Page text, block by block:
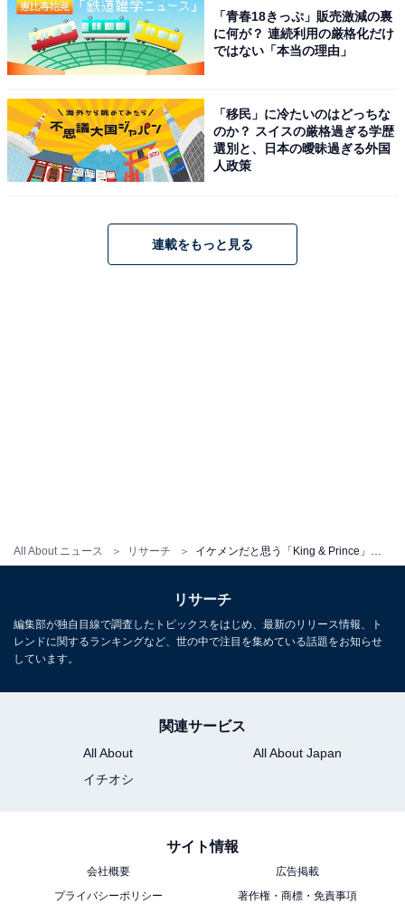
All About ニュース リサーチ
年に発売された雑誌の中で「もっとも表紙を飾った著名
人」に贈られる「カバーガール大賞 メンズ部門」では
2019～2021年に3年連続で大賞を獲得しています。
コメントを見ると、「かわいらしさと格好よさとバラン
スがいいから」（埼玉県／40代女性）、「THEジャニー
ズという感じで顔が整っている」（神奈川県／30代女
イケメンだと思います」（神奈川県／40代女性）、「顔
「King & Prince」の好きなメンバーランキング！ 3位
「永瀬廉」、2位「岸優太」、1位は？
グ！ 2位「岸優太」、1位は？
印象に残っている「King & Prince」のシングル曲ランキ
「King & Prince」の好きなシングル曲ランキング！ 3位
『koi-wazurai』、2位『ツキヨミ』、1位は？
「青春18きっぷ」販売激減の裏
に何が？ 連続利用の厳格化だけ
ではない「本当の理由」
「移民」に冷たいのはどっちな
のか？ スイスの厳格過ぎる学歴
選別と、日本の曖昧過ぎる外国
人政策
連載をもっと見る
リサーチ
編集部が独自目線で調査したトピックスをはじめ、最新のリリース情報、ト
レンドに関するランキングなど、世の中で注目を集めている話題をお知らせ
しています。
関連サービス
All About
All About Japan
イチオシ
サイト情報
会社概要
広告掲載
プライバシーポリシー
著作権・商標・免責事項